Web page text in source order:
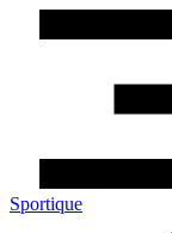
Sportique